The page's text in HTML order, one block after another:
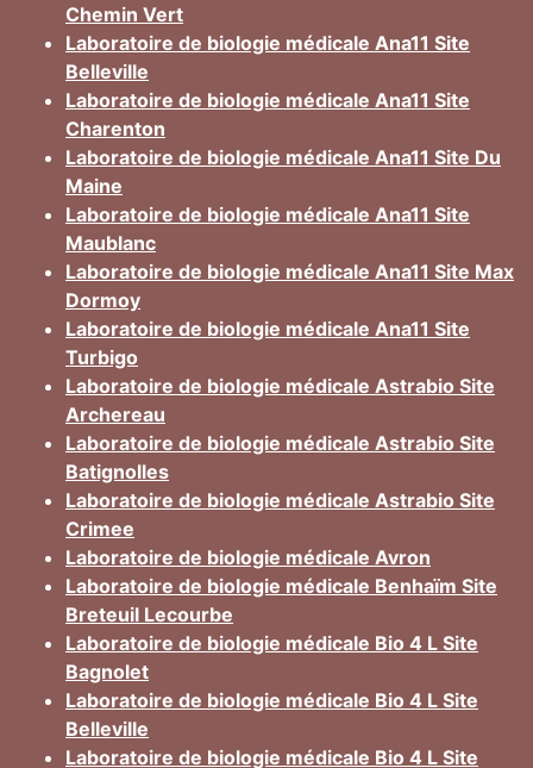
Chemin Vert
Laboratoire de biologie médicale Ana11 Site
Belleville
Laboratoire de biologie médicale Ana11 Site
Charenton
Laboratoire de biologie médicale Ana11 Site Du
Maine
Laboratoire de biologie médicale Ana11 Site
Maublanc
Laboratoire de biologie médicale Ana11 Site Max
Dormoy
Laboratoire de biologie médicale Ana11 Site
Turbigo
Laboratoire de biologie médicale Astrabio Site
Archereau
Laboratoire de biologie médicale Astrabio Site
Batignolles
Laboratoire de biologie médicale Astrabio Site
Crimee
Laboratoire de biologie médicale Avron
Laboratoire de biologie médicale Benhaïm Site
Breteuil Lecourbe
Laboratoire de biologie médicale Bio 4 L Site
Bagnolet
Laboratoire de biologie médicale Bio 4 L Site
Belleville
Laboratoire de biologie médicale Bio 4 L Site